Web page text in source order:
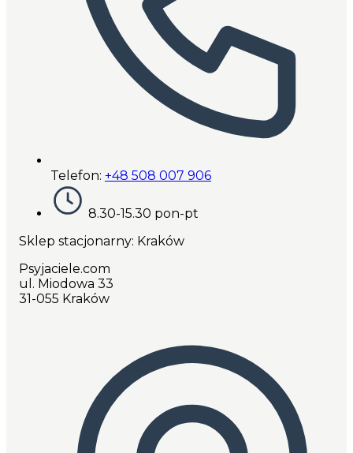
Telefon: +48 508 007 906
8.30-15.30 pon-pt
Sklep stacjonarny: Kraków
Psyjaciele.com
ul. Miodowa 33
31-055 Kraków